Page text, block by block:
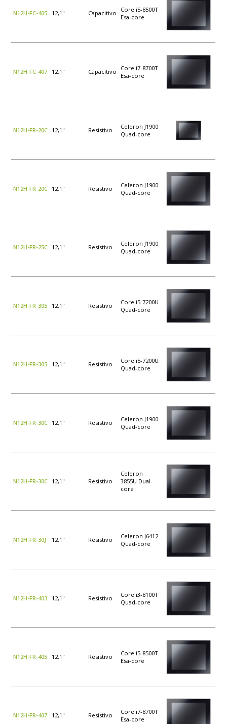
N12H-FC-405 12,1" Capacitivo
Core i5-8500T
Esa-core
N12H-FC-407 12,1" Capacitivo
Core i7-8700T
Esa-core
N12H-FR-20C 12,1" Resistivo
Celeron J1900
Quad-core
N12H-FR-20C 12,1" Resistivo
Celeron J1900
Quad-core
N12H-FR-25C 12,1" Resistivo
Celeron J1900
Quad-core
N12H-FR-305 12,1" Resistivo
Core i5-7200U
Quad-core
N12H-FR-305 12,1" Resistivo
Core i5-7200U
Quad-core
N12H-FR-30C 12,1" Resistivo
Celeron J1900
Quad-core
N12H-FR-30C 12,1" Resistivo
Celeron
3855U Dual-
core
N12H-FR-30J 12,1" Resistivo
Celeron J6412
Quad-core
N12H-FR-403 12,1" Resistivo
Core i3-8100T
Quad-core
N12H-FR-405 12,1" Resistivo
Core i5-8500T
Esa-core
N12H-FR-407 12,1" Resistivo
Core i7-8700T
Esa-core